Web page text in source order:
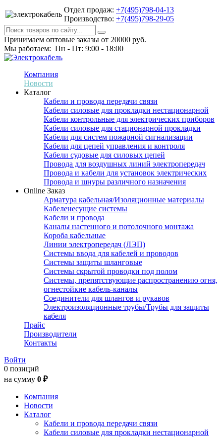
Отдел продаж: +7(495)798-04-13
Производство: +7(495)798-29-05
Принимаем оптовые заказы от 20000 руб.
Мы работаем: Пн - Пт: 9:00 - 18:00
Компания
Новости
Каталог
Кабели и провода передачи связи
Кабели силовые для прокладки нестационарной
Кабели контрольные для электрических приборов
Кабели силовые для стационарной прокладки
Кабели для систем пожарной сигнализации
Кабели для цепей управления и контроля
Кабели судовые для силовых цепей
Провода для воздушных линий электропередач
Провода и кабели для установок электрических
Провода и шнуры различного назначения
Online Заказ
Арматура кабельная/Изоляционные материалы
Кабеленесущие системы
Кабели и провода
Каналы настенного и потолочного монтажа
Короба кабельные
Линии электропередач (ЛЭП)
Системы ввода для кабелей и проводов
Системы защиты шланговые
Системы скрытой проводки под полом
Системы, препятствующие распространению огня,
огнестойкие кабель-каналы
Соединители для шлангов и рукавов
Электроизоляционные трубы/Трубы для защиты
кабеля
Прайс
Производители
Контакты
Войти
0 позиций
на сумму 0 ₽
Компания
Новости
Каталог
Кабели и провода передачи связи
Кабели силовые для прокладки нестационарной